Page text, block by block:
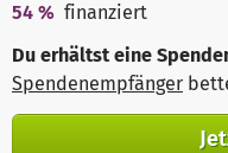
54 % finanziert
Du erhältst eine
Spendenempfänger